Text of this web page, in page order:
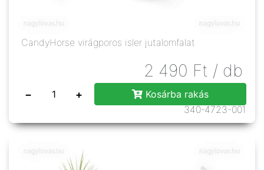
CandyHorse virágporos isler jutalomfalat
2 490 Ft / db
− +
Kosárba rakás
340-4723-001